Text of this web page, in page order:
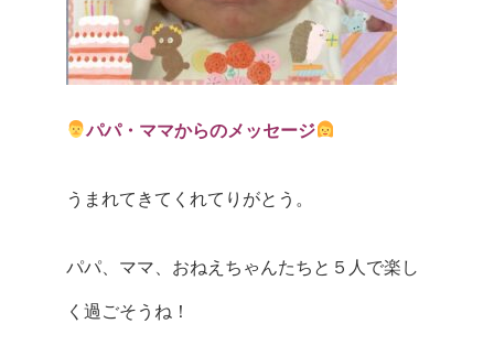
パパ・ママからのメッセージ
うまれてきてくれてりがとう。
パパ、ママ、おねえちゃんたちと５人で楽し
く過ごそうね！